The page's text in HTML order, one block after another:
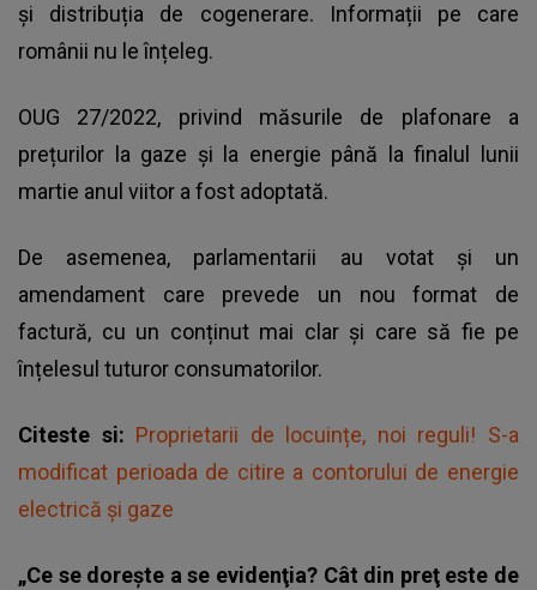
şi distribuția de cogenerare. Informații pe care
românii nu le înțeleg.
OUG 27/2022, privind măsurile de plafonare a
prețurilor la gaze și la energie până la finalul lunii
martie anul viitor a fost adoptată.
De asemenea, parlamentarii au votat și un
amendament care prevede un nou format de
factură, cu un conținut mai clar și care să fie pe
înțelesul tuturor consumatorilor.
Citeste si: Proprietarii de locuințe, noi reguli! S-a
modificat perioada de citire a contorului de energie
electrică și gaze
„Ce se doreşte a se evidenţia? Cât din preţ este de